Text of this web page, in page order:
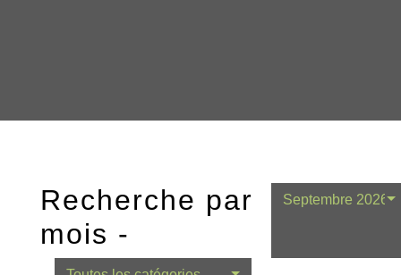
Recherche par
mois -
Septembre 2026